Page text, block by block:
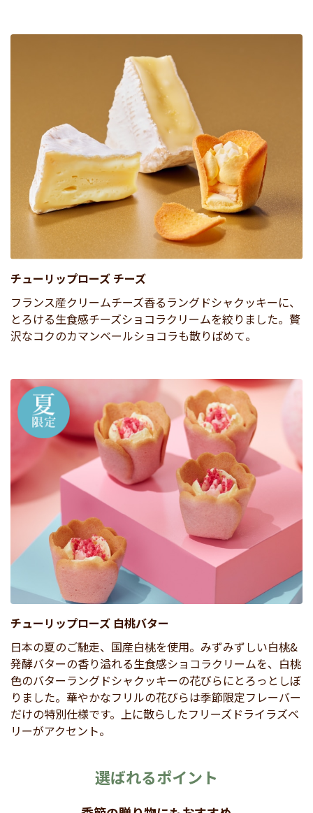
チューリップローズ チーズ
フランス産クリームチーズ香るラングドシャクッキーに、
とろける生食感チーズショコラクリームを絞りました。贅
沢なコクのカマンベールショコラも散りばめて。
チューリップローズ 白桃バター
日本の夏のご馳走、国産白桃を使用。みずみずしい白桃&
発酵バターの香り溢れる生食感ショコラクリームを、白桃
色のバターラングドシャクッキーの花びらにとろっとしぼ
りました。華やかなフリルの花びらは季節限定フレーバー
だけの特別仕様です。上に散らしたフリーズドライラズベ
リーがアクセント。
選ばれるポイント